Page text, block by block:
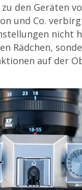
den Geräten
und Co.
nicht
Rädchen,
auf der